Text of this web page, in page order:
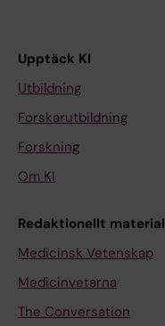
Upptäck KI
Utbildning
Forskarutbildning
Forskning
Om KI
Redaktionellt material
Medicinsk Vetenskap
Medicinvetarna
The Conversation